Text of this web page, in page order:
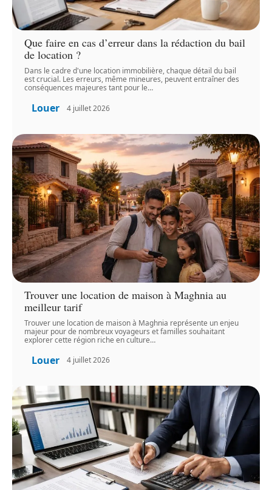
Que faire en cas d’erreur dans la rédaction du bail
de location ?
Dans le cadre d'une location immobilière, chaque détail du bail
est crucial. Les erreurs, même mineures, peuvent entraîner des
conséquences majeures tant pour le…
Louer 4 juillet 2026
Trouver une location de maison à Maghnia au
meilleur tarif
Trouver une location de maison à Maghnia représente un enjeu
majeur pour de nombreux voyageurs et familles souhaitant
explorer cette région riche en culture…
Louer 4 juillet 2026